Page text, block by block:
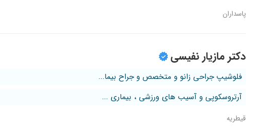
پاسداران
دکتر مازیار نفیسی
فلوشیپ جراحی زانو و متخصص و جراح بیما...
آرتروسکوپی و آسیب های ورزشی ، بیماری ...
قیطریه